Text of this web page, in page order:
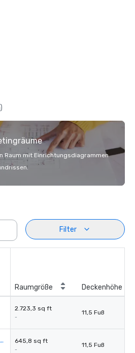
Raum mit Einrichtungsdiagrammen
Filter
Raumgröße Deckenhöhe
2.723,3 sq ft
-
11,5 Fuß
The Boardroom 1&2 645,8 sq ft
-
11,5 Fuß